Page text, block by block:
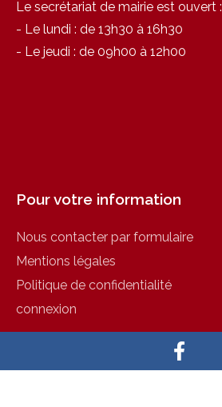
Le secrétariat de mairie est ouvert :
- Le lundi : de 13h30 à 16h30
- Le jeudi : de 09h00 à 12h00
Pour votre information
Nous contacter par formulaire
Mentions légales
Politique de confidentialité
connexion